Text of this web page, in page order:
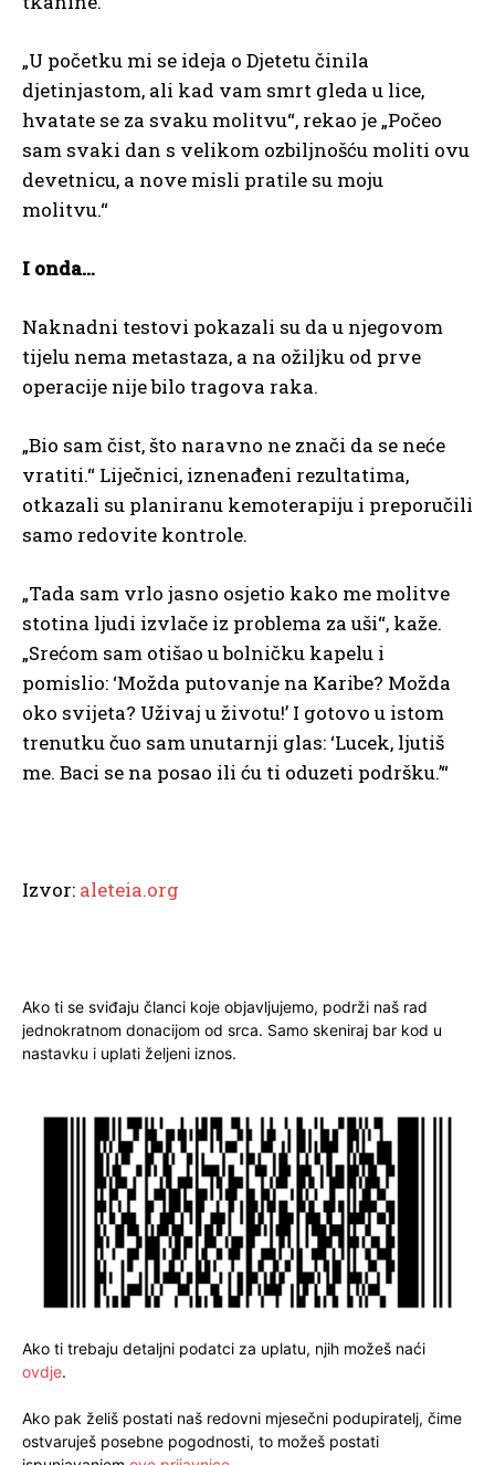
„U početku mi se ideja o Djetetu činila
djetinjastom, ali kad vam smrt gleda u lice,
hvatate se za svaku molitvu“, rekao je „Počeo
sam svaki dan s velikom ozbiljnošću moliti ovu
devetnicu, a nove misli pratile su moju
molitvu.“
I onda…
Naknadni testovi pokazali su da u njegovom
tijelu nema metastaza, a na ožiljku od prve
operacije nije bilo tragova raka.
„Bio sam čist, što naravno ne znači da se neće
vratiti.“ Liječnici, iznenađeni rezultatima,
otkazali su planiranu kemoterapiju i preporučili
samo redovite kontrole.
„Tada sam vrlo jasno osjetio kako me molitve
stotina ljudi izvlače iz problema za uši“, kaže.
„Srećom sam otišao u bolničku kapelu i
pomislio: ‘Možda putovanje na Karibe? Možda
oko svijeta? Uživaj u životu!’ I gotovo u istom
trenutku čuo sam unutarnji glas: ‘Lucek, ljutiš
me. Baci se na posao ili ću ti oduzeti podršku.’“
Izvor: aleteia.org
Ako ti se sviđaju članci koje objavljujemo, podrži naš rad
jednokratnom donacijom od srca. Samo skeniraj bar kod u
nastavku i uplati željeni iznos.
Ako ti trebaju detaljni podatci za uplatu, njih možeš naći
ovdje.
Ako pak želiš postati naš redovni mjesečni podupiratelj, čime
ostvaruješ posebne pogodnosti, to možeš postati